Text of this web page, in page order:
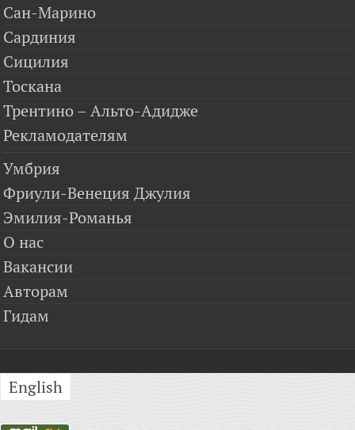
Сан-Марино
Сардиния
Сицилия
Тоскана
Трентино – Альто-Адидже
Рекламодателям
Умбрия
Фриули-Венеция Джулия
Эмилия-Романья
О нас
Вакансии
Авторам
Гидам
English